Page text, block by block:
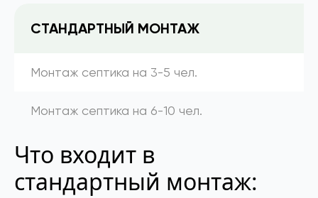
СТАНДАРТНЫЙ МОНТАЖ
Монтаж септика на 3-5 чел.
Монтаж септика на 6-10 чел.
Что входит в
стандартный монтаж: